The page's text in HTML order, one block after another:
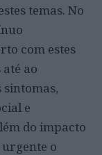
temas. No
com estes
até ao
e
do impacto
o